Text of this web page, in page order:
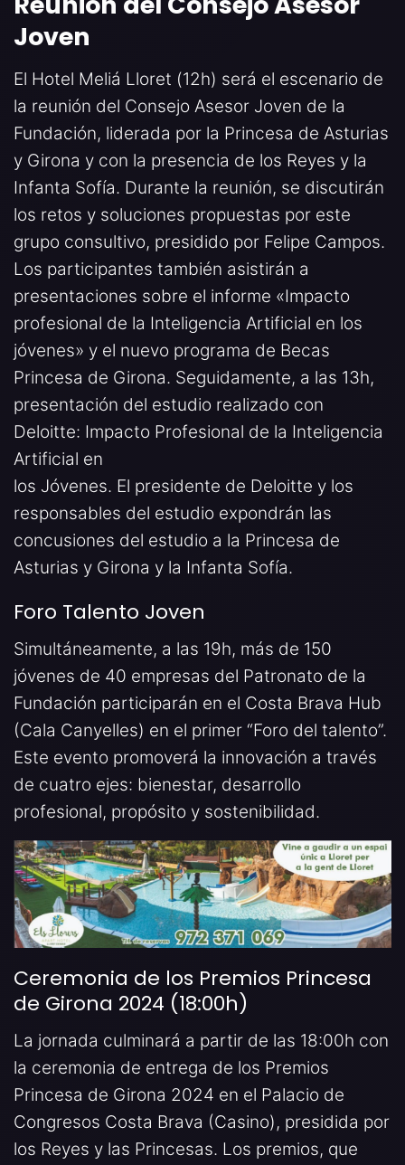
Joven
El Hotel Meliá Lloret (12h) será el escenario de
la reunión del Consejo Asesor Joven de la
Fundación, liderada por la Princesa de Asturias
y Girona y con la presencia de los Reyes y la
Infanta Sofía. Durante la reunión, se discutirán
los retos y soluciones propuestas por este
grupo consultivo, presidido por Felipe Campos.
Los participantes también asistirán a
presentaciones sobre el informe «Impacto
profesional de la Inteligencia Artificial en los
jóvenes» y el nuevo programa de Becas
Princesa de Girona. Seguidamente, a las 13h,
presentación del estudio realizado con
Deloitte: Impacto Profesional de la Inteligencia
Artificial en
los Jóvenes. El presidente de Deloitte y los
responsables del estudio expondrán las
concusiones del estudio a la Princesa de
Asturias y Girona y la Infanta Sofía.
Foro Talento Joven
Simultáneamente, a las 19h, más de 150
jóvenes de 40 empresas del Patronato de la
Fundación participarán en el Costa Brava Hub
(Cala Canyelles) en el primer “Foro del talento”.
Este evento promoverá la innovación a través
de cuatro ejes: bienestar, desarrollo
profesional, propósito y sostenibilidad.
Ceremonia de los Premios Princesa
de Girona 2024 (18:00h)
La jornada culminará a partir de las 18:00h con
la ceremonia de entrega de los Premios
Princesa de Girona 2024 en el Palacio de
Congresos Costa Brava (Casino), presidida por
los Reyes y las Princesas. Los premios, que